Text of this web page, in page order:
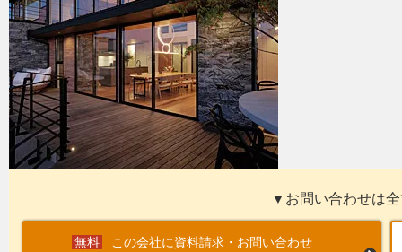
▼お問い合わせは
この会社に資料請求・お問い合わせ